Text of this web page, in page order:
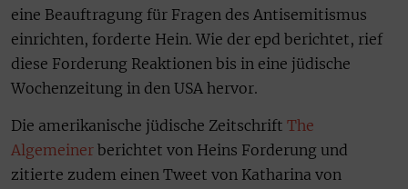
eine Beauftragung für Fragen des Antisemitismus
einrichten, forderte Hein. Wie der epd berichtet, rief
diese Forderung Reaktionen bis in eine jüdische
Wochenzeitung in den USA hervor.
Die amerikanische jüdische Zeitschrift The
Algemeiner berichtet von Heins Forderung und
zitierte zudem einen Tweet von Katharina von